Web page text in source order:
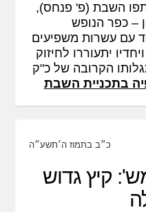
השבת (פ' פנחס),
– כפר הנופש
עם עשרות משפיעים
יתעוררו לחיזוק
הקרובה של כ"ק
בתכניית השבת
כ״ב בתמוז ה׳תשע״ה
קיץ גדוש